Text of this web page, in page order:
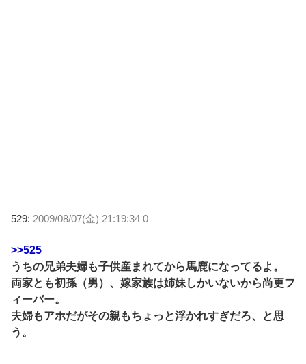
529: 2009/08/07(金) 21:19:34 0
>>525
うちの兄弟夫婦も子供産まれてから馬鹿になってるよ。
両家とも初孫（男）、嫁家族は姉妹しかいないから尚更フ
ィーバー。
夫婦もアホだがその親もちょっと浮かれすぎだろ、と思
う。